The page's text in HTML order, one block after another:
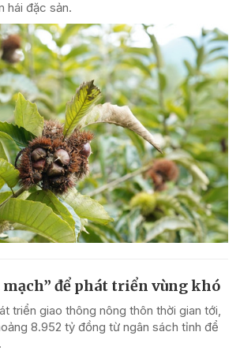
hái đặc sản.
để phát triển vùng khó
triển giao thông nông thôn thời gian tới,
8.952 tỷ đồng từ ngân sách tỉnh để